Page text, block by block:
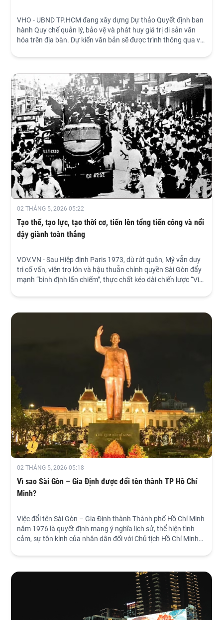
VHO - UBND TP.HCM đang xây dựng Dự thảo Quyết định ban
hành Quy chế quản lý, bảo vệ và phát huy giá trị di sản văn
hóa trên địa bàn. Dự kiến văn bản sẽ được trình thông qua và
đây không còn phù hợp với thực tiễn quản lý liên vùng sau
02 THÁNG 5, 2026 05:22
Tạo thế, tạo lực, tạo thời cơ, tiến lên tổng tiến công và nổi
dậy giành toàn thắng
VOV.VN - Sau Hiệp định Paris 1973, dù rút quân, Mỹ vẫn duy
trì cố vấn, viện trợ lớn và hậu thuẫn chính quyền Sài Gòn đẩy
mạnh “bình định lấn chiếm”, thực chất kéo dài chiến lược “Việt
chỉnh chiến lược, tạo bước ngoặt tiến tới giải phóng miền
02 THÁNG 5, 2026 05:18
Vì sao Sài Gòn – Gia Định được đổi tên thành TP Hồ Chí
Minh?
Việc đổi tên Sài Gòn – Gia Định thành Thành phố Hồ Chí Minh
năm 1976 là quyết định mang ý nghĩa lịch sử, thể hiện tình
cảm, sự tôn kính của nhân dân đối với Chủ tịch Hồ Chí Minh
cách mạng.